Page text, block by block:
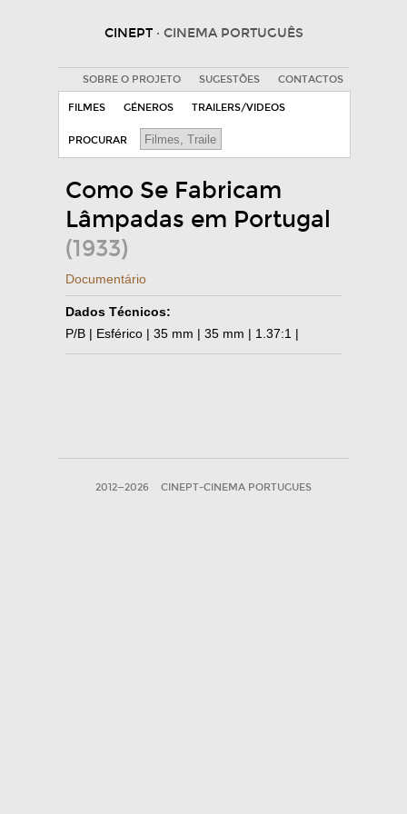
CINEPT · CINEMA PORTUGUÊS
SOBRE O PROJETO SUGESTÕES CONTACTOS
FILMES GÉNEROS TRAILERS/VIDEOS
PROCURAR
Como Se Fabricam
Lâmpadas em Portugal
(1933)
Documentário
Dados Técnicos:
P/B | Esférico | 35 mm | 35 mm | 1.37:1 |
2012—2026 CINEPT-CINEMA PORTUGUES